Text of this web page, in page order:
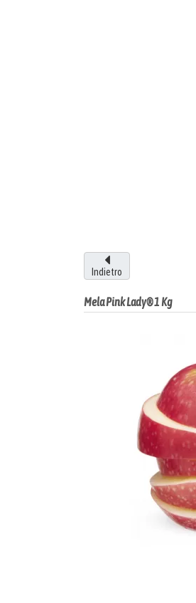
Indietro
Mela Pink Lady® 1 Kg